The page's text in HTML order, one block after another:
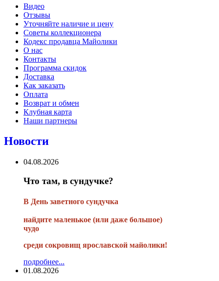
Видео
Отзывы
Уточняйте наличие и цену
Советы коллекционера
Кодекс продавца Майолики
О нас
Контакты
Программа скидок
Доставка
Как заказать
Оплата
Возврат и обмен
Клубная карта
Наши партнеры
Новости
04.08.2026
Что там, в сундучке?
В День заветного сундучка
найдите маленькое (или даже большое)
чудо
среди сокровищ ярославской майолики!
подробнее...
01.08.2026